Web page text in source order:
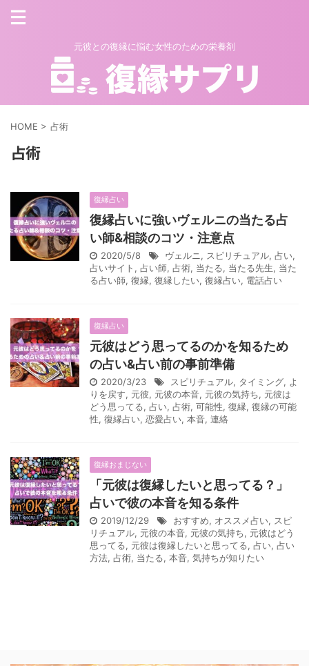
元彼との復縁に悩む女性のための栄養剤
HOME > 占術
占術
復縁占い
復縁占いに強いヴェルニの当たる占
い師&相談のコツ・注意点
2020/5/8 ヴェルニ , スピリチュアル, 占い,
占いサイト , 占い師, 占術, 当たる, 当たる先生, 当た
る占い師, 復縁, 復縁したい, 復縁占い, 電話占い
復縁占い
元彼はどう思ってるのかを知るため
の占い&占い前の事前準備
2020/3/23 スピリチュアル, タイミング, よ
りを戻す, 元彼, 元彼の本音, 元彼の気持ち, 元彼は
どう思ってる, 占い, 占術, 可能性, 復縁, 復縁の可能
性, 復縁占い, 恋愛占い, 本音, 連絡
復縁おまじない
「元彼は復縁したいと思ってる？」
占いで彼の本音を知る条件
2019/12/29 おすすめ, オススメ占い, スピ
リチュアル, 元彼の本音, 元彼の気持ち, 元彼はどう
思ってる, 元彼は復縁したいと思ってる, 占い, 占い
方法, 占術, 当たる, 本音, 気持ちが知りたい